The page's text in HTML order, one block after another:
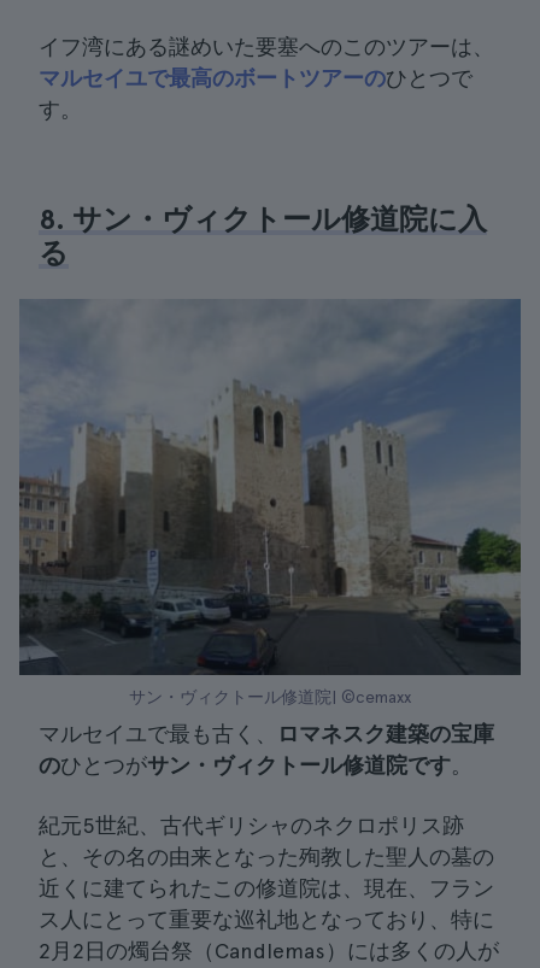
イフ湾にある謎めいた要塞へのこのツアーは、
マルセイユで最高のボートツアーのひとつで
す。
8. サン・ヴィクトール修道院に入
る
サン・ヴィクトール修道院| ©cemaxx
マルセイユで最も古く、
ロマネスク建築の宝庫
のひとつがサン・ヴィクトール修道院です。
紀元5世紀、古代ギリシャのネクロポリス跡
と、その名の由来となった殉教した聖人の墓の
近くに建てられたこの修道院は、現在、フラン
ス人にとって重要な巡礼地となっており、特に
2月2日の燭台祭（Candlemas）には多くの人が